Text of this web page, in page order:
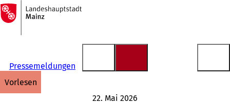
Inhalt anspringen
Zur
Startseite
Pressemeldungen
vorlesen
22. Mai 2026